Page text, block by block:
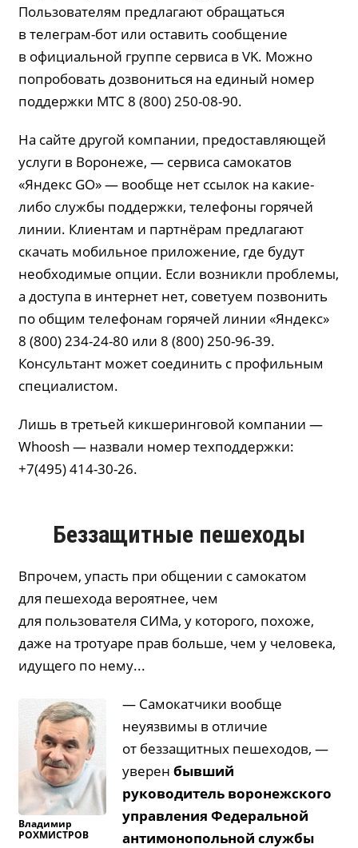
Пользователям предлагают обращаться
в телеграм-бот или оставить сообщение
в официальной группе сервиса в VK. Можно
попробовать дозвониться на единый номер
поддержки МТС 8 (800) 250-08-90.
На сайте другой компании, предоставляющей
услуги в Воронеже, — сервиса самокатов
«Яндекс GO» — вообще нет ссылок на какие-
либо службы поддержки, телефоны горячей
линии. Клиентам и партнёрам предлагают
скачать мобильное приложение, где будут
необходимые опции. Если возникли проблемы,
а доступа в интернет нет, советуем позвонить
по общим телефонам горячей линии «Яндекс»
8 (800) 234-24-80 или 8 (800) 250-96-39.
Консультант может соединить с профильным
специалистом.
Лишь в третьей кикшеринговой компании —
Whoosh — назвали номер техподдержки:
+7(495) 414-30-26.
Беззащитные пешеходы
Впрочем, упасть при общении с самокатом
для пешехода вероятнее, чем
для пользователя СИМа, у которого, похоже,
даже на тротуаре прав больше, чем у человека,
идущего по нему...
Владимир
РОХМИСТРОВ
— Самокатчики вообще
неуязвимы в отличие
от беззащитных пешеходов, —
уверенбывший
руководитель воронежского
управления Федеральной
антимонопольной службы